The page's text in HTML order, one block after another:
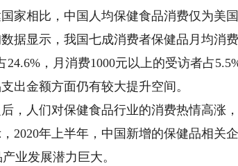
相比，中国人均保健食品消费仅为美国
据显示，我国七成消费者保健品月均消
24.6%，月消费1000元以上的受访者占
出金额方面仍有较大提升空间。
人们对保健食品行业的消费热情高涨
2020年上半年，中国新增的保健品相关
业发展潜力巨大。